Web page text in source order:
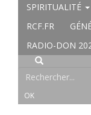
SPIRITUALITÉ
RCF.FR
RADIO-DON